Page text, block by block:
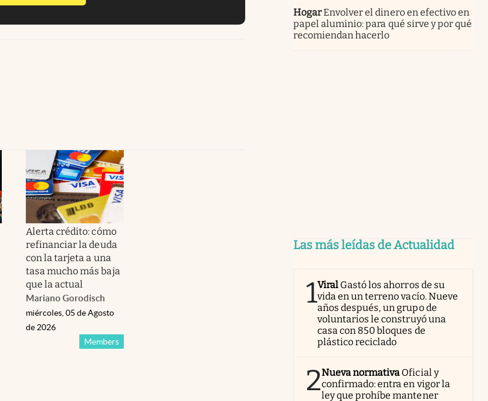
Alerta crédito: cómo
refinanciar la deuda
con la tarjeta a una
tasa mucho más baja
que la actual
Mariano Gorodisch
Members
miércoles, 05 de Agosto
de 2026
HogarEnvolver el dinero en efectivo en
papel aluminio: para qué sirve y por qué
recomiendan hacerlo
Las más leídas de Actualidad
1Viral Gastó los ahorros de su
vida en un terreno vacío. Nueve
años después, un grupo de
voluntarios le construyó una
casa con 850 bloques de
plástico reciclado
2Nueva normativa Oficial y
confirmado: entra en vigor la
ley que prohíbe mantener